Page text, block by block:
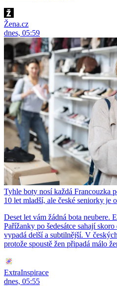
Žena.cz
dnes, 05:59
Tyhle boty nosí každá Francouzka
10 let mladší, ale české seniorky je
Deset let vám žádná bota neubere.
Pařížanky po šedesátce sahají
vypadá delší a subtilnější. V
protože spoustě žen připadá málo
ExtraInspirace
dnes, 05:55